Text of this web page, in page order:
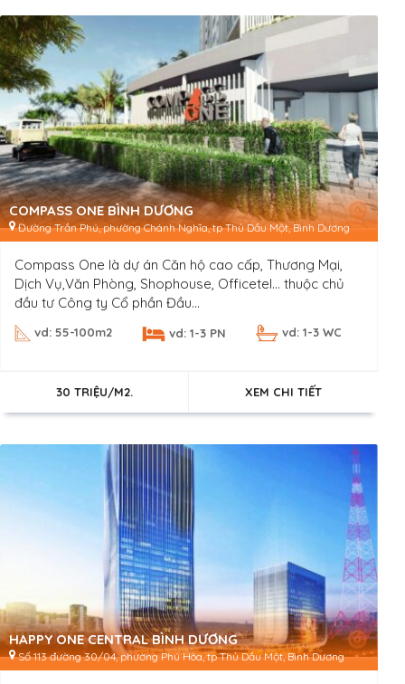
COMPASS ONE BÌNH DƯƠNG
Đường Trần Phú, phường Chánh Nghĩa, tp Thủ Dầu Một, Bình Dương
Compass One là dự án Căn hộ cao cấp, Thương Mại,
Dịch Vụ,Văn Phòng, Shophouse, Officetel… thuộc chủ
đầu tư Công ty Cổ phần Đầu...
vd: 55-100m2 vd: 1-3 PN vd: 1-3 WC
30 TRIỆU/M2. XEM CHI TIẾT
HAPPY ONE CENTRAL BÌNH DƯƠNG
Số 113 đường 30/04, phường Phú Hòa, tp Thủ Dầu Một, Bình Dương